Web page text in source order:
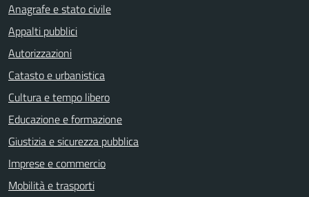
Anagrafe e stato civile
Appalti pubblici
Autorizzazioni
Catasto e urbanistica
Cultura e tempo libero
Educazione e formazione
Giustizia e sicurezza pubblica
Imprese e commercio
Mobilità e trasporti